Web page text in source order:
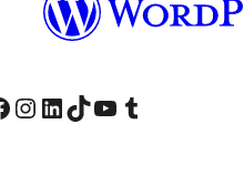
account
專頁Visit our Instagram account
Visit our LinkedIn account
Visit our TikTok account
Visit our YouTube channel
Visit our Tumblr account